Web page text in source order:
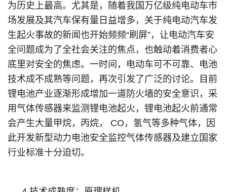
为历史上最高。尤其是，随着我国万亿级纯电动车市
场发展及其汽车保有量日益增多，关于纯电动汽车发
生起火事故的新闻也开始频频“刷屏”，让电动汽车安
全问题成为了全社会关注的焦点，也触动着消费者心
底里对安全的焦虑。一时间，电动车可不可靠、电池
技术成不成熟等问题，再次引发了广泛的讨论。目前
锂电池产业逐渐形成增加一道防火墙的安全意识，采
用气体传感器来监测锂电池起火，锂电池起火前通常
会产生大量甲烷，丙烷， CO，氢气等多种气体，因
此开发新型动力电池安全监控气体传感器及建立国家
行业标准十分迫切。